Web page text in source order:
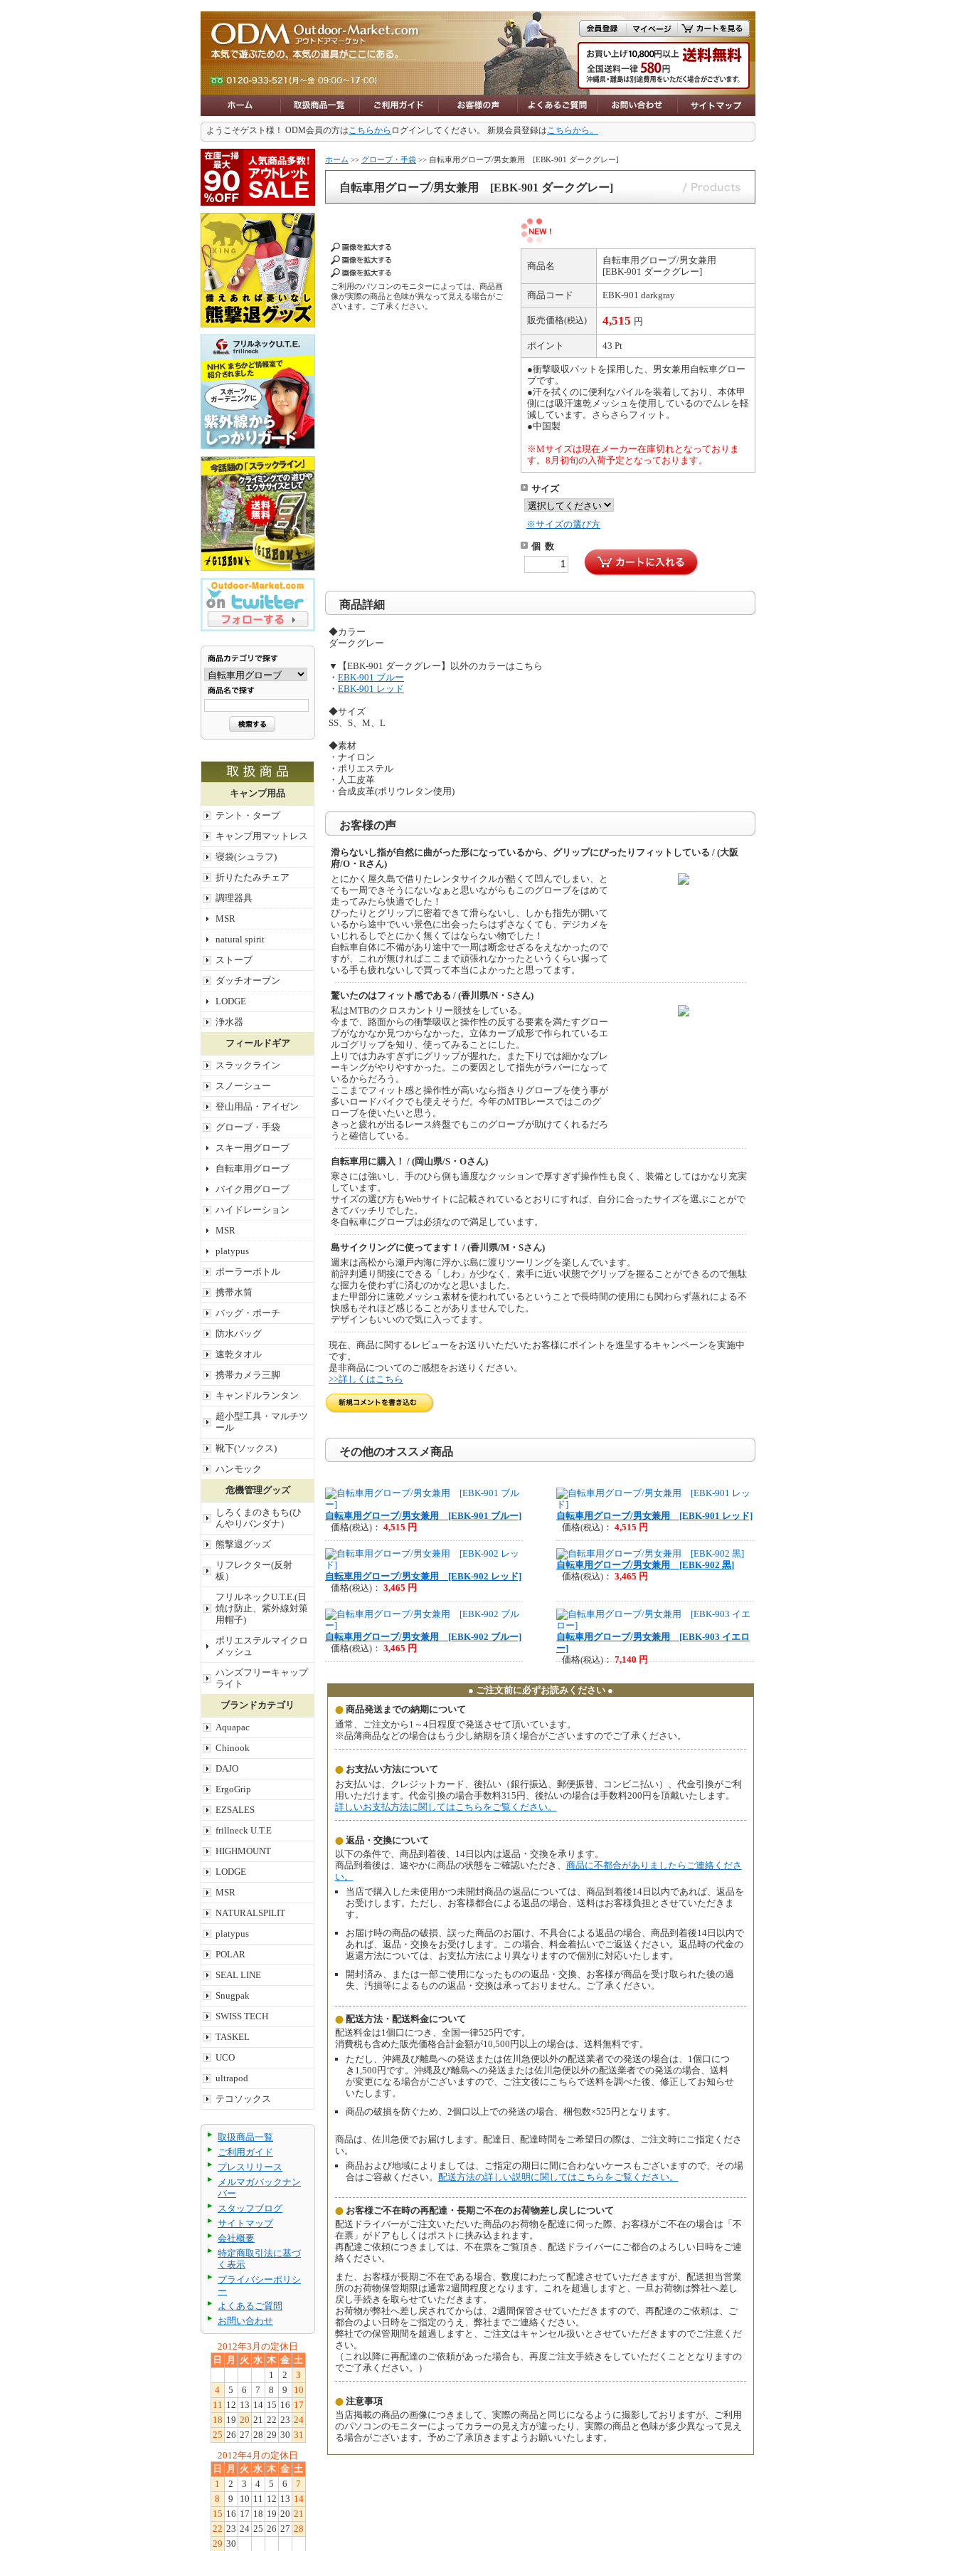
ようこそゲスト様！ ODM会員の方はこちらから ログインしてください。 新規会員登録はこちらから。
キャンプ用品
テント・タープ
キャンプ用マットレス
寝袋(シュラフ)
折りたたみチェア
調理器具
MSR
natural spirit
ストーブ
ダッチオーブン
LODGE
浄水器
フィールドギア
スラックライン
スノーシュー
登山用品・アイゼン
グローブ・手袋
スキー用グローブ
自転車用グローブ
バイク用グローブ
ハイドレーション
MSR
platypus
ポーラーボトル
携帯水筒
バッグ・ポーチ
防水バッグ
速乾タオル
携帯カメラ三脚
キャンドルランタン
超小型工具・マルチツ
ール
靴下(ソックス)
ハンモック
危機管理グッズ
しろくまのきもち(ひ
んやりバンダナ）
熊撃退グッズ
リフレクター(反射
板）
フリルネックU.T.E.(日
焼け防止、紫外線対策
用帽子)
ポリエステルマイクロ
メッシュ
ハンズフリーキャップ
ライト
ブランドカテゴリ
Aquapac
Chinook
DAJO
ErgoGrip
EZSALES
frillneck U.T.E
HIGHMOUNT
LODGE
MSR
NATURALSPILIT
platypus
POLAR
SEAL LINE
Snugpak
SWISS TECH
TASKEL
UCO
ultrapod
テコソックス
取扱商品一覧
ご利用ガイド
プレスリリース
メルマガバックナン
バー
スタッフブログ
サイトマップ
会社概要
特定商取引法に基づ
く表示
プライバシーポリシ
ー
よくあるご質問
お問い合わせ
2012年3月の定休日
日
月 火 水 木 金 土
1
2
3
4
5 6 7 8 9
10
11 12 13 14 15 16 17
18 19 20 21 22 23 24
25 26 27 28 29 30 31
2012年4月の定休日
日
月 火 水 木 金 土
1
2 3 4 5 6
7
8
9 10 11 12 13 14
15 16 17 18 19 20 21
22 23 24 25 26 27 28
29 30
ホーム >> グローブ・手袋 >> 自転車用グローブ/男女兼用 [EBK-901 ダークグレー]
自転車用グローブ/男女兼用 [EBK-901 ダークグレー]
ご利用のパソコンのモニターによっては、商品画
像が実際の商品と色味が異なって見える場合がご
ざいます。ご了承ください。
商品名
自転車用グローブ/男女兼用
[EBK-901 ダークグレー]
商品コード EBK-901 darkgray
販売価格(税込) 4,515 円
ポイント 43 Pt
●衝撃吸収パットを採用した、男女兼用自転車グロー
ブです。
●汗を拭くのに便利なパイルを装着しており、本体甲
側には吸汗速乾メッシュを使用しているのでムレを軽
減しています。さらさらフィット。
●中国製
※Mサイズは現在メーカー在庫切れとなっておりま
す。8月初旬の入荷予定となっております。
サイズ
※サイズの選び方
個 数
商品詳細
◆カラー
ダークグレー
▼【EBK-901 ダークグレー】以外のカラーはこちら
・ EBK-901 ブルー
・ EBK-901 レッド
◆サイズ
SS、S、M、L
◆素材
・ナイロン
・ポリエステル
・人工皮革
・合成皮革(ポリウレタン使用)
お客様の声
滑らないし指が自然に曲がった形になっているから、グリップにぴったりフィットしている / (大阪
府/O・Rさん)
とにかく屋久島で借りたレンタサイクルが酷くて凹んでしまい、と
ても一周できそうにないなぁと思いながらもこのグローブをはめて
走ってみたら快適でした！
ぴったりとグリップに密着できて滑らないし、しかも指先が開いて
いるから途中でいい景色に出会ったらはずさなくても、デジカメを
いじれるしでとにかく無くてはならない物でした！
自転車自体に不備があり途中で一周は断念せざるをえなかったので
すが、これが無ければここまで頑張れなかったというくらい握って
いる手も疲れないしで買って本当によかったと思ってます。
驚いたのはフィット感である / (香川県/N・Sさん)
私はMTBのクロスカントリー競技をしている。
今まで、路面からの衝撃吸収と操作性の反する要素を満たすグロー
ブがなかなか見つからなかった。立体カーブ成形で作られているエ
ルゴグリップを知り、使ってみることにした。
上りでは力みすぎずにグリップが握れた。また下りでは細かなブレ
ーキングがやりやすかった。この要因として指先がラバーになって
いるからだろう。
ここまでフィット感と操作性が高いなら指きりグローブを使う事が
多いロードバイクでも使えそうだ。今年のMTBレースではこのグ
ローブを使いたいと思う。
きっと疲れが出るレース終盤でもこのグローブが助けてくれるだろ
うと確信している。
自転車用に購入！ / (岡山県/S・Oさん)
寒さには強いし、手のひら側も適度なクッションで厚すぎず操作性も良く、装備としてはかなり充実
しています。
サイズの選び方もWebサイトに記載されているとおりにすれば、自分に合ったサイズを選ぶことがで
きてバッチリでした。
冬自転車にグローブは必須なので満足しています。
島サイクリングに使ってます！ / (香川県/M・Sさん)
週末は高松から瀬戸内海に浮かぶ島に渡りツーリングを楽しんでいます。
前評判通り間接にできる「しわ」が少なく、素手に近い状態でグリップを握ることができるので無駄
な握力を使わずに済むのかなと思いました。
また甲部分に速乾メッシュ素材を使われているということで長時間の使用にも関わらず蒸れによる不
快感もそれほど感じることがありませんでした。
デザインもいいので気に入ってます。
現在、商品に関するレビューをお送りいただいたお客様にポイントを進呈するキャンペーンを実施中
です。
是非商品についてのご感想をお送りください。
>>詳しくはこちら
その他のオススメ商品
自転車用グローブ/男女兼用 [EBK-901 ブルー]
価格(税込) ： 4,515 円
自転車用グローブ/男女兼用 [EBK-901 レッド]
価格(税込) ： 4,515 円
自転車用グローブ/男女兼用 [EBK-902 レッド]
価格(税込) ： 3,465 円
自転車用グローブ/男女兼用 [EBK-902 黒]
価格(税込) ： 3,465 円
自転車用グローブ/男女兼用 [EBK-902 ブルー]
価格(税込) ： 3,465 円
自転車用グローブ/男女兼用 [EBK-903 イエロ
ー]
価格(税込)：7,140 円
● ご注文前に必ずお読みください ●
商品発送までの納期について
通常、ご注文から1～4日程度で発送させて頂いています。
※品薄商品などの場合はもう少し納期を頂く場合がございますのでご了承ください。
お支払い方法について
お支払いは、クレジットカード、後払い（銀行振込、郵便振替、コンビニ払い）、代金引換がご利
用いただけます。代金引換の場合手数料315円、後払いの場合は手数料200円を頂戴いたします。
詳しいお支払方法に関してはこちらをご覧ください。
返品・交換について
以下の条件で、商品到着後、14日以内は返品・交換を承ります。
商品到着後は、速やかに商品の状態をご確認いただき、 商品に不都合がありましたらご連絡くださ
い。
当店で購入した未使用かつ未開封商品の返品については、商品到着後14日以内であれば、返品を
お受けします。ただし、お客様都合による返品の場合、送料はお客様負担とさせていただきま
す。
お届け時の商品の破損、誤った商品のお届け、不具合による返品の場合、商品到着後14日以内で
あれば、返品・交換をお受けします。この場合、料金着払いでご返送ください。返品時の代金の
返還方法については、お支払方法により異なりますので個別に対応いたします。
開封済み、または一部ご使用になったものの返品・交換、お客様が商品を受け取られた後の過
失、汚損等によるものの返品・交換は承っておりません。ご了承ください。
配送方法・配送料金について
配送料金は1個口につき、全国一律525円です。
消費税も含めた販売価格合計金額が10,500円以上の場合は、送料無料です。
ただし、沖縄及び離島への発送または佐川急便以外の配送業者での発送の場合は、1個口につ
き1,500円です。沖縄及び離島への発送または佐川急便以外の配送業者での発送の場合、送料
が変更になる場合がございますので、ご注文後にこちらで送料を調べた後、修正してお知らせ
いたします。
商品の破損を防ぐため、2個口以上での発送の場合、梱包数×525円となります。
商品は、佐川急便でお届けします。配達日、配達時間をご希望日の際は、ご注文時にご指定くださ
い。
商品および地域によりましては、ご指定の期日に間に合わないケースもございますので、その場
合はご容赦ください。 配送方法の詳しい説明に関してはこちらをご覧ください。
お客様ご不在時の再配達・長期ご不在のお荷物差し戻しについて
配送ドライバーがご注文いただいた商品のお荷物を配達に伺った際、お客様がご不在の場合は「不
在票」がドアもしくはポストに挟み込まれます。
再配達ご依頼につきましては、不在票をご覧頂き、配送ドライバーにご都合のよろしい日時をご連
絡ください。
また、お客様が長期ご不在である場合、数度にわたって配達させていただきますが、配送担当営業
所のお荷物保管期限は通常2週間程度となります。これを超過しますと、一旦お荷物は弊社へ差し
戻し手続きを取らせていただきます。
お荷物が弊社へ差し戻されてからは、2週間保管させていただきますので、再配達のご依頼は、ご
都合のよい日時をご指定のうえ、弊社までご連絡ください。
弊社での保管期間を超過しますと、ご注文はキャンセル扱いとさせていただきますのでご注意くだ
さい。
（これ以降に再配達のご依頼があった場合も、再度ご注文手続きをしていただくこととなりますの
でご了承ください。）
注意事項
当店掲載の商品の画像につきまして、実際の商品と同じになるように撮影しておりますが、ご利用
のパソコンのモニターによってカラーの見え方が違ったり、実際の商品と色味が多少異なって見え
る場合がございます。予めご了承頂きますようお願いいたします。